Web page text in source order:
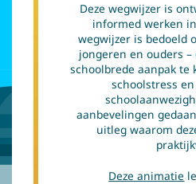
Deze wegwijzer is
informed werken
wegwijzer is bedoeld
jongeren en ouders
schoolbrede aanpak
schoolstress
aanbevelingen
uitleg waarom
Deze animatie
Bekijkdeze
Kies niet alleen voor
en met verschillende